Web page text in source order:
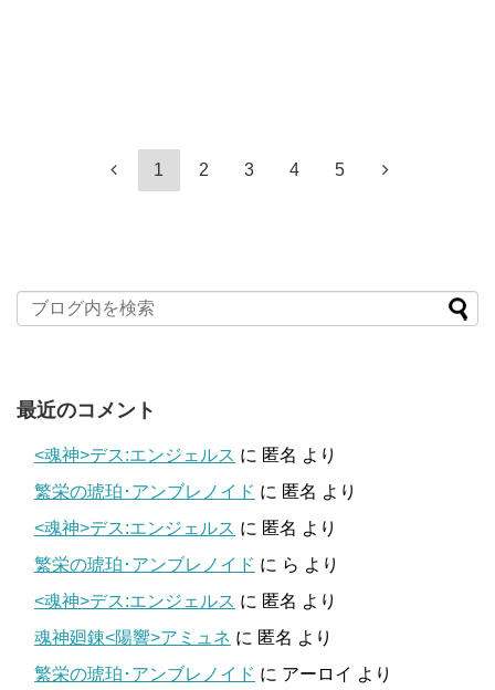
1 2 3 4 5
最近のコメント
<魂神>デス:エンジェルス に 匿名 より
繁栄の琥珀･アンブレノイド に 匿名 より
<魂神>デス:エンジェルス に 匿名 より
繁栄の琥珀･アンブレノイド に ら より
<魂神>デス:エンジェルス に 匿名 より
魂神廻錬<陽響>アミュネ に 匿名 より
繁栄の琥珀･アンブレノイド に アーロイ より